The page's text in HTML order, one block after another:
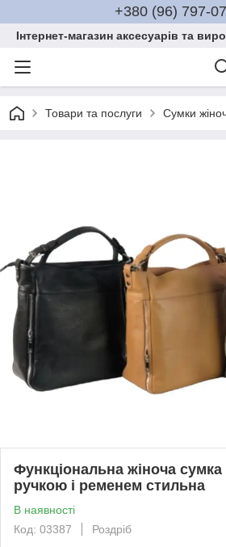
+380 (96) 797-
Інтернет-магазин аксесуарів та
Товари та послуги Сумки
Функціональна жіноча сумка
ручкою і ременем стильна
В наявності
Код: 03387
Роздріб